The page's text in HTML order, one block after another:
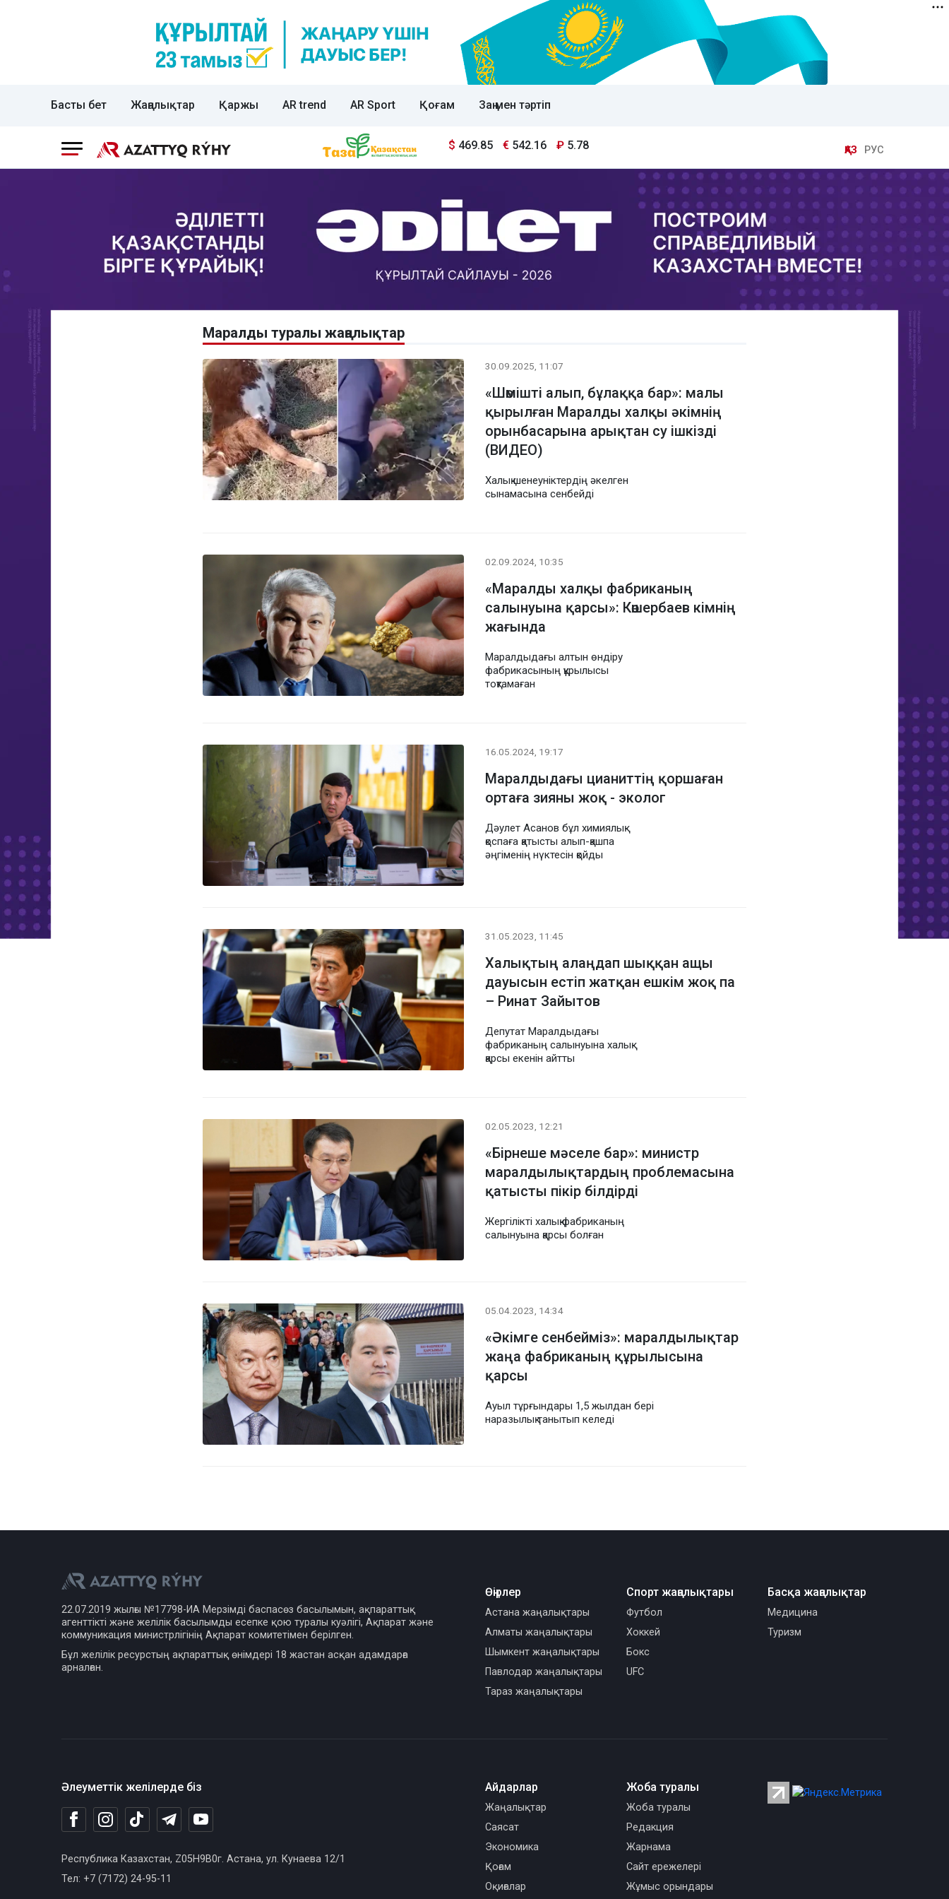
Басты бет Жаңалықтар Қаржы AR trend AR Sport Қоғам Заң мен тәртіп
$ 469.85 € 542.16 ₽ 5.78 ҚАЗ РУС
Маралды туралы жаңалықтар
30.09.2025, 11:07
«Шөмішті алып, бұлаққа бар»: малы
қырылған Маралды халқы әкімнің
орынбасарына арықтан су ішкізді
(ВИДЕО)
Халық шенеуніктердің әкелген
сынамасына сенбейді
02.09.2024, 10:35
«Маралды халқы фабриканың
салынуына қарсы»: Көшербаев кімнің
жағында
Маралдыдағы алтын өндіру
фабрикасының құрылысы
тоқтамаған
16.05.2024, 19:17
Маралдыдағы цианиттің қоршаған
ортаға зияны жоқ - эколог
Дәулет Асанов бұл химиялық
қоспаға қатысты алып-қашпа
әңгіменің нүктесін қойды
31.05.2023, 11:45
Халықтың алаңдап шыққан ащы
дауысын естіп жатқан ешкім жоқ па
– Ринат Зайытов
Депутат Маралдыдағы
фабриканың салынуына халық
қарсы екенін айтты
02.05.2023, 12:21
«Бірнеше мәселе бар»: министр
маралдылықтардың проблемасына
қатысты пікір білдірді
Жергілікті халық фабриканың
салынуына қарсы болған
05.04.2023, 14:34
«Әкімге сенбейміз»: маралдылықтар
жаңа фабриканың құрылысына
қарсы
Ауыл тұрғындары 1,5 жылдан бері
наразылық танытып келеді
22.07.2019 жылғы №17798-ИА Мерзімді баспасөз басылымын, ақпараттық
агенттікті және желілік басылымды есепке қою туралы куәлігі, Ақпарат және
коммуникация министрлігінің Ақпарат комитетімен берілген.
Бұл желілік ресурстың ақпараттық өнімдері 18 жастан асқан адамдарға
арналған.
Өңірлер
Астана жаңалықтары
Алматы жаңалықтары
Шымкент жаңалықтары
Павлодар жаңалықтары
Тараз жаңалықтары
Спорт жаңалықтары
Футбол
Хоккей
Бокс
UFC
Басқа жаңалықтар
Медицина
Туризм
Әлеуметтік желілерде біз
Республика Казахстан, Z05H9B0г. Астана, ул. Кунаева 12/1
Тел: +7 (7172) 24-95-11
Айдарлар
Жаңалықтар
Саясат
Экономика
Қоғам
Оқиғалар
Жоба туралы
Жоба туралы
Редакция
Жарнама
Сайт ережелері
Жұмыс орындары